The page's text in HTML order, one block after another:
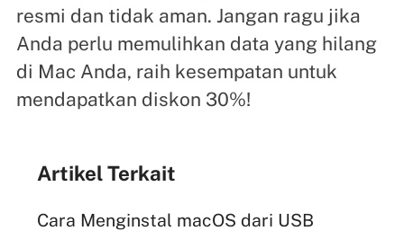
resmi dan tidak aman. Jangan ragu jika
Anda perlu memulihkan data yang hilang
di Mac Anda, raih kesempatan untuk
mendapatkan diskon 30%!
Artikel Terkait
Cara Menginstal macOS dari USB